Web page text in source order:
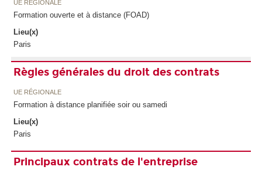
UE RÉGIONALE
Formation ouverte et à distance (FOAD)
Lieu(x)
Paris
Règles générales du droit des contrats
UE RÉGIONALE
Formation à distance planifiée soir ou samedi
Lieu(x)
Paris
Principaux contrats de l'entreprise